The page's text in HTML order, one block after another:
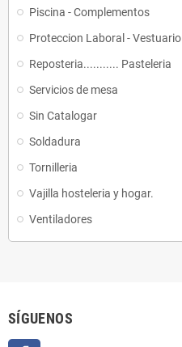
Piscina - Complementos
Proteccion Laboral - Vestuario
Reposteria........... Pasteleria
Servicios de mesa
Sin Catalogar
Soldadura
Tornilleria
Vajilla hosteleria y hogar.
Ventiladores
SÍGUENOS